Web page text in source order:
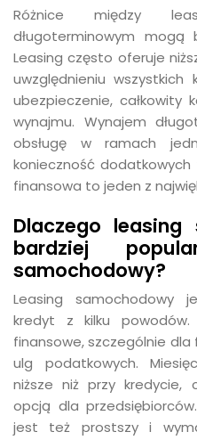
Różnice między
długoterminowym
Leasing często oferuje
uwzględnieniu
ubezpieczenie, całkowity
wynajmu. Wynajem
obsługę w ramach
konieczność dodatkowych
finansowa to jeden z
Dlaczego
bardziej
samochodowy?
Leasing samochodowy
kredyt z kilku powodów.
finansowe, szczególnie
ulg podatkowych.
niższe niż przy kredycie,
opcją dla
jest też prostszy i